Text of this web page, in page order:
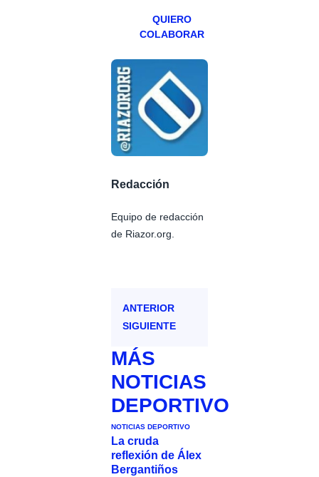
QUIERO
COLABORAR
Redacción
Equipo de redacción
de Riazor.org.
ANTERIOR
SIGUIENTE
MÁS
NOTICIAS
DEPORTIVO
NOTICIAS DEPORTIVO
La cruda
reflexión de Álex
Bergantiños